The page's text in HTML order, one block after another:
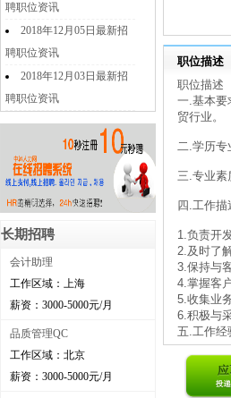
聘职位资讯
2018年12月05日最新招
聘职位资讯
2018年12月03日最新招
聘职位资讯
长期招聘
会计助理
工作区域：上海
薪资：3000-5000元/月
品质管理QC
工作区域：北京
薪资：3000-5000元/月
职位描述
职位描述
一.基本要
贸行业。
二.学历专
三.专业素
四.工作描
1.负责开
2.及时了
3.保持与
4.掌握客
5.收集业
6.积极与
五.工作经